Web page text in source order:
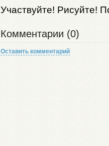
Участвуйте! Рисуйте!
Комментарии (0)
Оставить комментарий